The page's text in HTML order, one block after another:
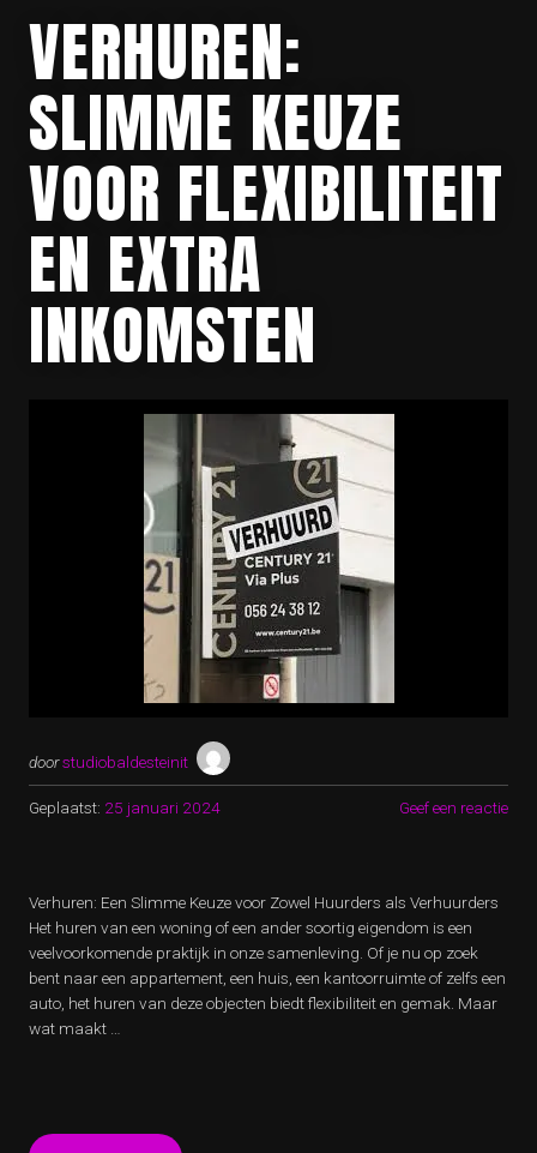
VERHUREN:
SLIMME KEUZE
VOOR FLEXIBILITEIT
EN EXTRA
INKOMSTEN
doorstudiobaldesteinit
Geplaatst: 25 januari 2024 Geef een reactie
Verhuren: Een Slimme Keuze voor Zowel Huurders als Verhuurders
Het huren van een woning of een ander soortig eigendom is een
veelvoorkomende praktijk in onze samenleving. Of je nu op zoek
bent naar een appartement, een huis, een kantoorruimte of zelfs een
auto, het huren van deze objecten biedt flexibiliteit en gemak. Maar
wat maakt …